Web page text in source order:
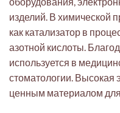
изделий. В химической
как катализатор в
азотной кислоты.
используется в
стоматологии. Высокая
ценным материалом